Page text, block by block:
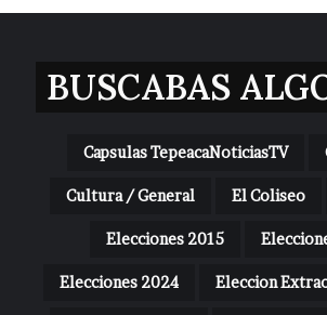
BUSCABAS
Capsulas TepeacaNoticiasTV
Cultura / General El Coliseo
Elecciones 2015
Elecciones 2024 Eleccion